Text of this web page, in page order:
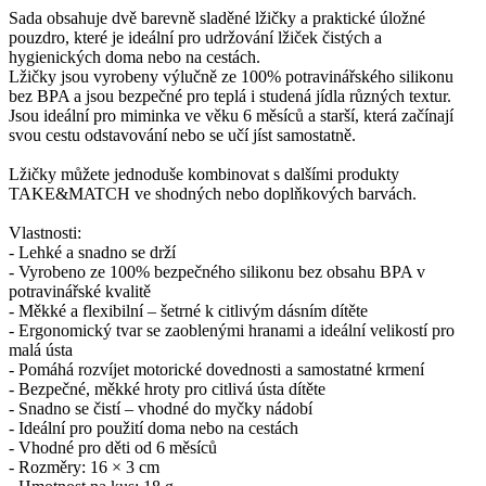
Sada obsahuje dvě barevně sladěné lžičky a praktické úložné
pouzdro, které je ideální pro udržování lžiček čistých a
hygienických doma nebo na cestách.
Lžičky jsou vyrobeny výlučně ze 100% potravinářského silikonu
bez BPA a jsou bezpečné pro teplá i studená jídla různých textur.
Jsou ideální pro miminka ve věku 6 měsíců a starší, která začínají
svou cestu odstavování nebo se učí jíst samostatně.
Lžičky můžete jednoduše kombinovat s dalšími produkty
TAKE&MATCH ve shodných nebo doplňkových barvách.
Vlastnosti:
- Lehké a snadno se drží
- Vyrobeno ze 100% bezpečného silikonu bez obsahu BPA v
potravinářské kvalitě
- Měkké a flexibilní – šetrné k citlivým dásním dítěte
- Ergonomický tvar se zaoblenými hranami a ideální velikostí pro
malá ústa
- Pomáhá rozvíjet motorické dovednosti a samostatné krmení
- Bezpečné, měkké hroty pro citlivá ústa dítěte
- Snadno se čistí – vhodné do myčky nádobí
- Ideální pro použití doma nebo na cestách
- Vhodné pro děti od 6 měsíců
- Rozměry: 16 × 3 cm